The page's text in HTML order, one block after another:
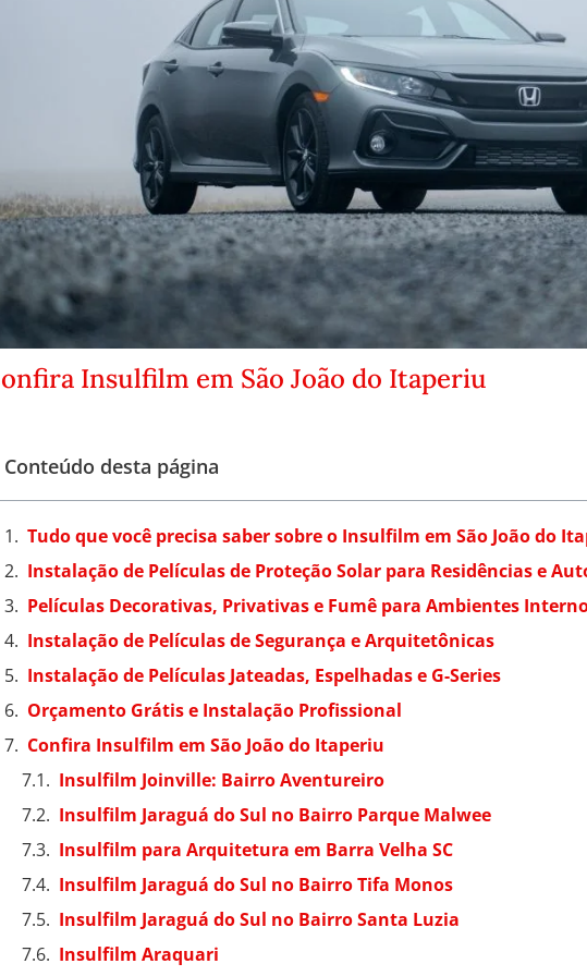
Insulfilm em São João do Itaperiu
Conteúdo desta página
Tudo que você precisa saber sobre o Insulfilm em São João do
Instalação de Películas de Proteção Solar para Residências e
Películas Decorativas, Privativas e Fumê para Ambientes
Instalação de Películas de Segurança e Arquitetônicas
Instalação de Películas Jateadas, Espelhadas e G-Series
Orçamento Grátis e Instalação Profissional
Confira Insulfilm em São João do Itaperiu
Insulfilm Joinville: Bairro Aventureiro
Insulfilm Jaraguá do Sul no Bairro Parque Malwee
Insulfilm para Arquitetura em Barra Velha SC
Insulfilm Jaraguá do Sul no Bairro Tifa Monos
Insulfilm Jaraguá do Sul no Bairro Santa Luzia
Insulfilm Araquari